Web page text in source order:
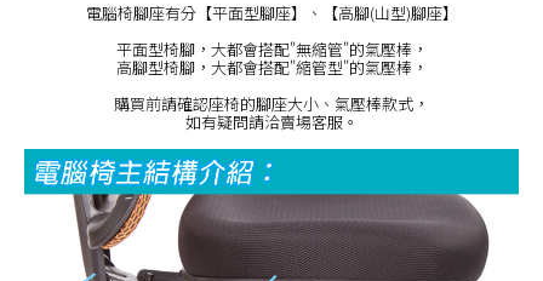
電腦椅腳座有分【平面型腳座】、【高腳(山型)腳座】
平面型椅腳，大都會搭配"無縮管"的氣壓棒，
高腳型椅腳，大都會搭配"縮管型"的氣壓棒，
購買前請確認座椅的腳座大小、氣壓棒款式，
如有疑問請洽賣場客服。